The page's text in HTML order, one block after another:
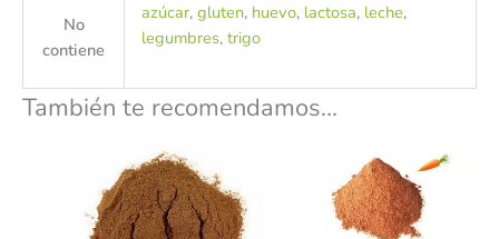
No
contiene
azúcar, gluten, huevo, lactosa, leche,
legumbres, trigo
También te recomendamos…